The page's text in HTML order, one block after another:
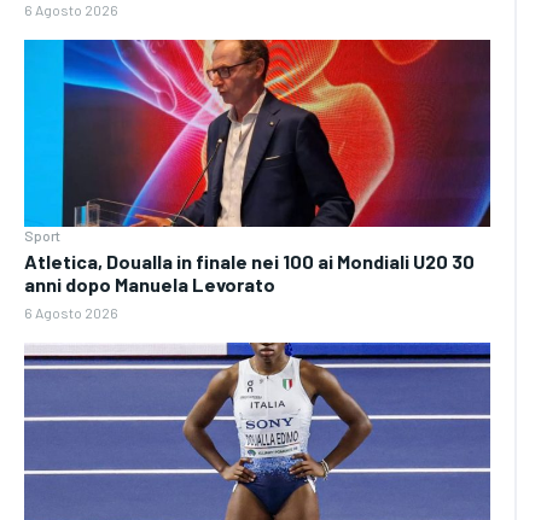
6 Agosto 2026
Sport
Atletica, Doualla in finale nei 100 ai Mondiali U20 30
anni dopo Manuela Levorato
6 Agosto 2026